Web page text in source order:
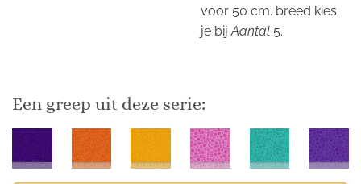
voor 50 cm. breed kies
je bijAantal 5.
Een greep uit deze serie: